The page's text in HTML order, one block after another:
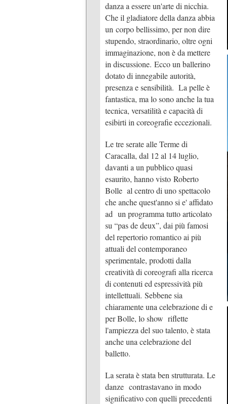
danza a essere un'arte di nicchia.
Che il gladiatore della danza abbia
un corpo bellissimo, per non dire
stupendo, straordinario, oltre ogni
immaginazione, non è da mettere
in discussione. Ecco un ballerino
dotato di innegabile autorità,
presenza e sensibilità. La pelle è
fantastica, ma lo sono anche la tua
tecnica, versatilità e capacità di
esibirti in coreografie eccezionali.
Le tre serate alle Terme di
Caracalla, dal 12 al 14 luglio,
davanti a un pubblico quasi
esaurito, hanno visto Roberto
Bolle al centro di uno spettacolo
che anche quest'anno si e' affidato
ad un programma tutto articolato
su “pas de deux”, dai più famosi
del repertorio romantico ai più
attuali del contemporaneo
sperimentale, prodotti dalla
creatività di coreografi alla ricerca
di contenuti ed espressività più
intellettuali. Sebbene sia
chiaramente una celebrazione di e
per Bolle, lo show riflette
l'ampiezza del suo talento, è stata
anche una celebrazione del
balletto.
La serata è stata ben strutturata. Le
danze contrastavano in modo
significativo con quelli precedenti